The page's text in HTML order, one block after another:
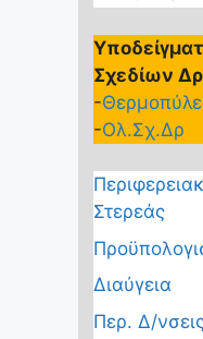
Σχεδίων
-
-Ολ.Σχ.Δρ
Στερεάς
Διαύγεια
Περ. Δ/